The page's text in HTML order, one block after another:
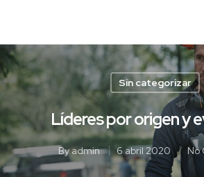
Hit enter to search or ESC to close
Sin categorizar
Líderes por origen y
Byadmin 6 abril 2020 No